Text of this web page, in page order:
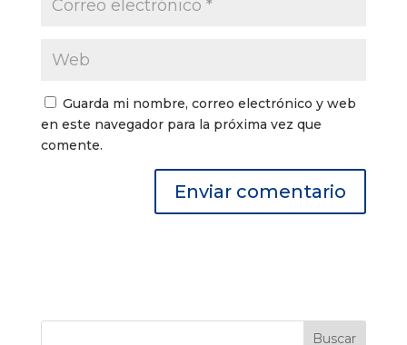
Guarda mi nombre, correo electrónico y web
en este navegador para la próxima vez que
comente.